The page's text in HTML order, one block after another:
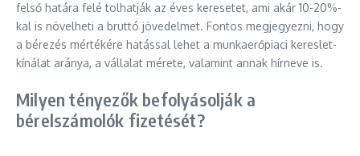
felső határa felé tolhatják az éves keresetet, ami akár 10-20%-
kal is növelheti a bruttó jövedelmet. Fontos megjegyezni, hogy
a bérezés mértékére hatással lehet a munkaerőpiaci kereslet-
kínálat aránya, a vállalat mérete, valamint annak hírneve is.
Milyen tényezők befolyásolják a
bérelszámolók fizetését?